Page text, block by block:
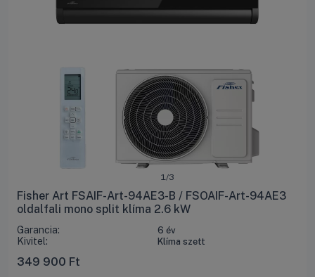
1/3
Fisher Art FSAIF-Art-94AE3-B / FSOAIF-Art-94AE3
oldalfali mono split klíma 2.6 kW
Garancia: 6 év
Kivitel: Klíma szett
349 900 Ft